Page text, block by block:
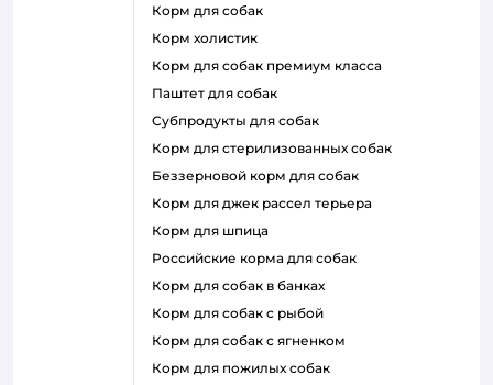
корм для собак
корм холистик
корм для собак премиум класса
паштет для собак
субпродукты для собак
корм для стерилизованных собак
беззерновой корм для собак
корм для джек рассел терьера
корм для шпица
российские корма для собак
корм для собак в банках
корм для собак с рыбой
корм для собак с ягненком
корм для пожилых собак